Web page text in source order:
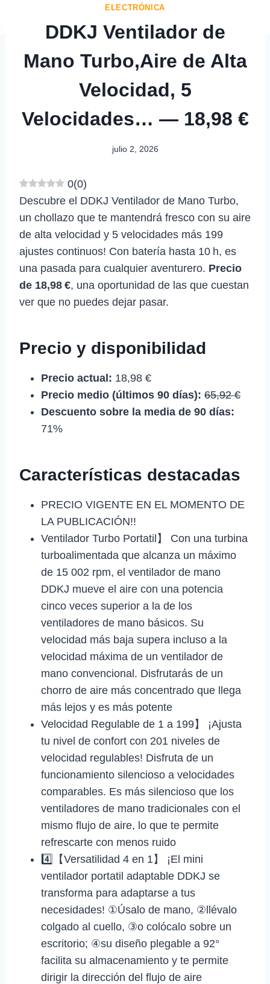
ELECTRÓNICA
DDKJ Ventilador de
Mano Turbo,Aire de Alta
Velocidad, 5
Velocidades… — 18,98 €
julio 2, 2026
0(0)
Descubre el DDKJ Ventilador de Mano Turbo,
un chollazo que te mantendrá fresco con su aire
de alta velocidad y 5 velocidades más 199
ajustes continuos! Con batería hasta 10 h, es
una pasada para cualquier aventurero. Precio
de 18,98 €, una oportunidad de las que cuestan
ver que no puedes dejar pasar.
Precio y disponibilidad
Precio actual: 18,98 €
Precio medio (últimos 90 días): 65,92 €
Descuento sobre la media de 90 días:
71%
Características destacadas
PRECIO VIGENTE EN EL MOMENTO DE
LA PUBLICACIÓN!!
Ventilador Turbo Portatil】 Con una turbina
turboalimentada que alcanza un máximo
de 15 002 rpm, el ventilador de mano
DDKJ mueve el aire con una potencia
cinco veces superior a la de los
ventiladores de mano básicos. Su
velocidad más baja supera incluso a la
velocidad máxima de un ventilador de
mano convencional. Disfrutarás de un
chorro de aire más concentrado que llega
más lejos y es más potente
Velocidad Regulable de 1 a 199】 ¡Ajusta
tu nivel de confort con 201 niveles de
velocidad regulables! Disfruta de un
funcionamiento silencioso a velocidades
comparables. Es más silencioso que los
ventiladores de mano tradicionales con el
mismo flujo de aire, lo que te permite
refrescarte con menos ruido
4️⃣【Versatilidad 4 en 1】 ¡El mini
ventilador portatil adaptable DDKJ se
transforma para adaptarse a tus
necesidades! ①Úsalo de mano, ②llévalo
colgado al cuello, ③o colócalo sobre un
escritorio; ④su diseño plegable a 92°
facilita su almacenamiento y te permite
dirigir la dirección del flujo de aire